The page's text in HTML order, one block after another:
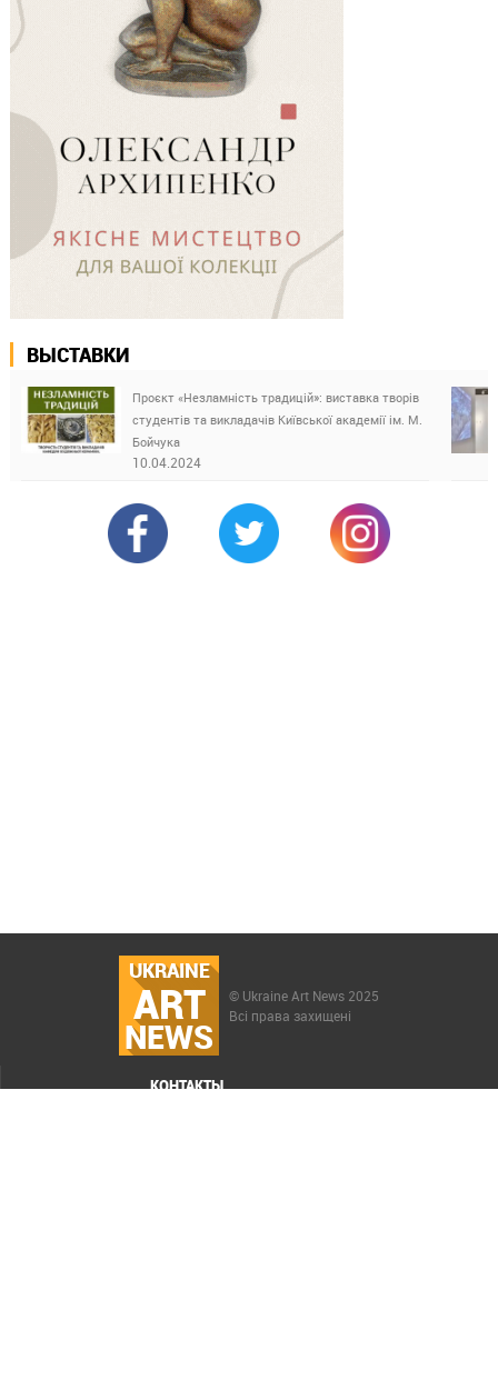
ВЫСТАВКИ
Проєкт «Незламність традицій»: виставка творів
студентів та викладачів Київської академії ім. М.
Бойчука
10.04.2024
UKRAINE
ART
NEWS
© Ukraine Art News 2025
Всі права захищені
КОНТАКТЫ